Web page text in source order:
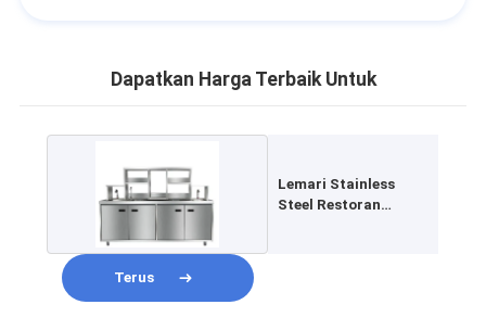
Dapatkan Harga Terbaik Untuk
Lemari Stainless
Steel Restoran
Terus